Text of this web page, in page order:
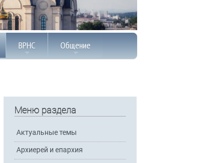
ВРНС Общение
Меню раздела
Актуальные темы
Архиерей и епархия